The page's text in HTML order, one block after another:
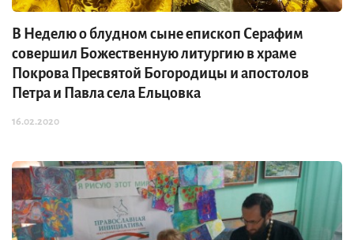
В Неделю о блудном сыне епископ Серафим
совершил Божественную литургию в храме
Покрова Пресвятой Богородицы и апостолов
Петра и Павла села Ельцовка
16.02.2020